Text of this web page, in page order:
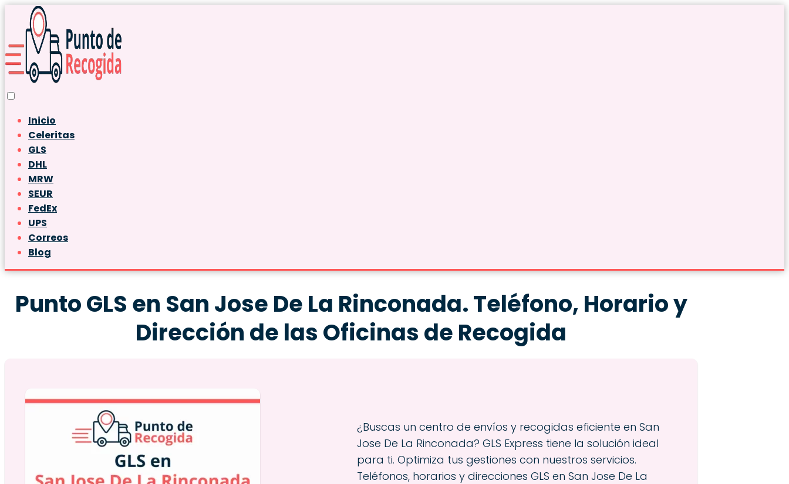
Inicio
Celeritas
GLS
DHL
MRW
SEUR
FedEx
UPS
Correos
Blog
Punto GLS en San Jose De La Rinconada. Teléfono, Horario y
Dirección de las Oficinas de Recogida
¿Buscas un centro de envíos y recogidas eficiente en San
Jose De La Rinconada? GLS Express tiene la solución ideal
para ti. Optimiza tus gestiones con nuestros servicios.
Teléfonos, horarios y direcciones GLS en San Jose De La